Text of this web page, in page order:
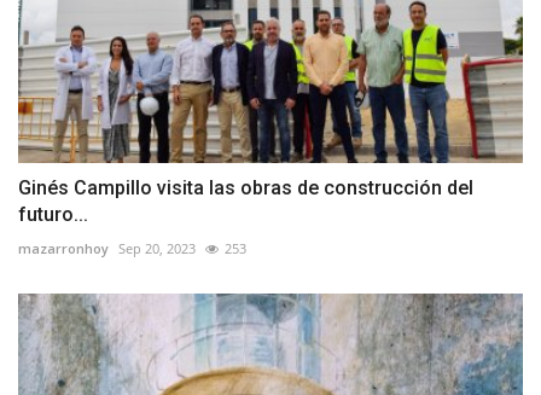
Ginés Campillo visita las obras de construcción del
futuro...
mazarronhoy Sep 20, 2023 253